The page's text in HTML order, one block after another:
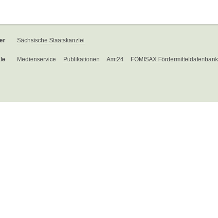
Sächsische Staatskanzlei
Medienservice Publikationen Amt24 FÖMISAX Fördermitteldatenbank